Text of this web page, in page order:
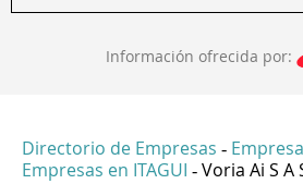
Información ofrecida por:
Directorio de Empresas -
Empresas en ITAGUI - Voria Ai S A